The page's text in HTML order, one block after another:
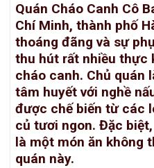
Quán Cháo Canh Cô
Chí Minh, thành phố
thoáng đãng và sự
thu hút rất nhiều thực
cháo canh. Chủ quán
tâm huyết với nghề
được chế biến từ các
củ tươi ngon. Đặc
là một món ăn không
quán này.